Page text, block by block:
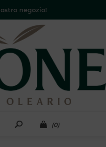
negozio!
(0)